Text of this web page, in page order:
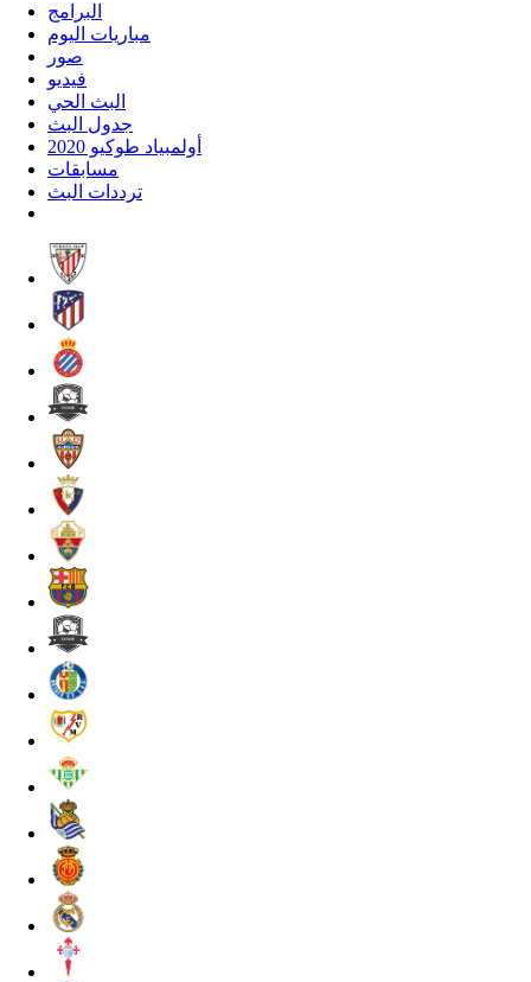
البرامج
مباريات اليوم
صور
فيديو
البث الحي
جدول البث
أولمبياد طوكيو 2020
مسابقات
ترددات البث